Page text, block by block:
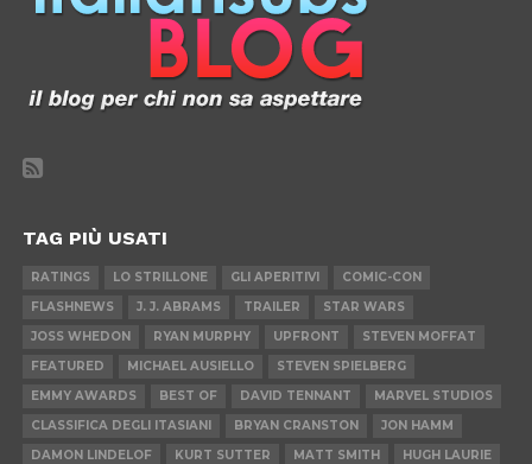
TAG PIÙ USATI
RATINGS LO STRILLONE GLI APERITIVI
COMIC-CON
FLASHNEWS
J. J. ABRAMS TRAILER
STAR WARS
JOSS WHEDON
RYAN MURPHY UPFRONT
STEVEN MOFFAT
FEATURED
MICHAEL AUSIELLO
STEVEN SPIELBERG
EMMY AWARDS
BEST OF DAVID TENNANT
MARVEL STUDIOS
CLASSIFICA DEGLI ITASIANI
BRYAN CRANSTON
JON HAMM
DAMON LINDELOF
KURT SUTTER MATT SMITH
HUGH LAURIE